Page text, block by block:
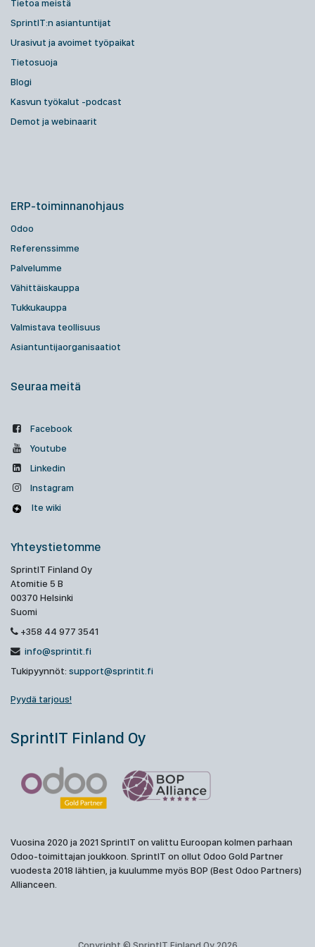
Tietoa meistä
SprintIT:n asiantuntijat
Urasivut ja avoimet työpaikat
Tietosuoja
Blogi
Kasvun työkalut -podcast
Demot ja webinaarit
ERP-toiminnanohjaus
Odoo
Referenssimme
Palvelumme
Vähittäiskauppa
Tukkukauppa
Valmistava teollisuus
Asiantuntijaorganisaatiot
Seuraa meitä
Facebook
Youtube
Linkedin
Instagram
Ite wiki
Yhteystietomme
SprintIT Finland Oy
Atomitie 5 B
00370 Helsinki
Suomi
+358 44 977 3541
info@sprintit.fi
Tukipyynnöt: support@sprintit.fi
Pyydä tarjous!
SprintIT Finland Oy
Vuosina 2020 ja 2021 SprintIT on valittu Euroopan kolmen parhaan
Odoo-toimittajan joukkoon. SprintIT on ollut Odoo Gold Partner
vuodesta 2018 lähtien, ja kuulumme myös BOP (Best Odoo Partners)
Allianceen.
Copyright © SprintIT Finland Oy 2026